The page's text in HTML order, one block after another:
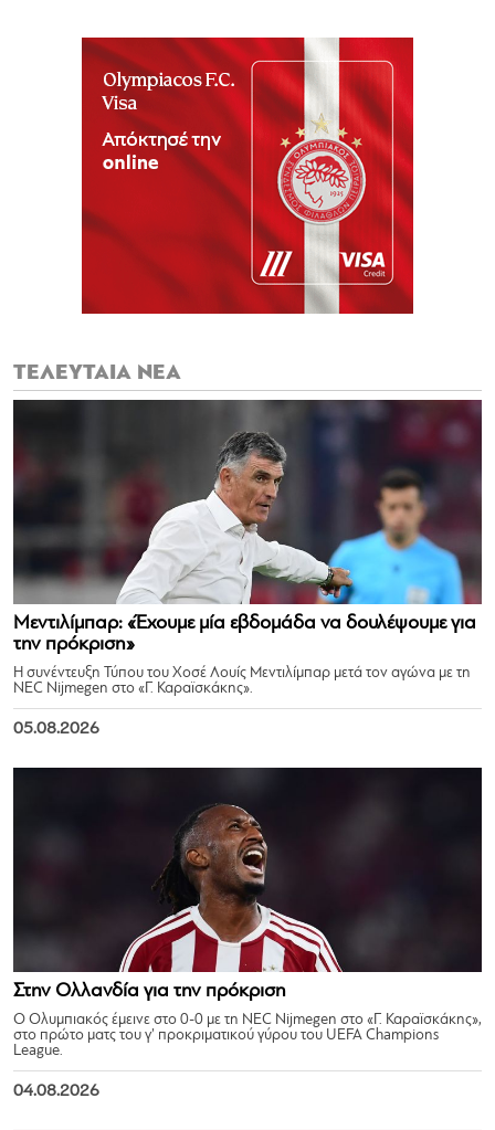
ΤΕΛΕΥΤΑΙΑ ΝΕΑ
Μεντιλίμπαρ: «Έχουμε μία εβδομάδα να δουλέψουμε για
την πρόκριση»
Η συνέντευξη Τύπου του Χοσέ Λουίς Μεντιλίμπαρ μετά τον αγώνα με τη
NEC Nijmegen στο «Γ. Καραϊσκάκης».
05.08.2026
Στην Ολλανδία για την πρόκριση
Ο Ολυμπιακός έμεινε στο 0-0 με τη NEC Nijmegen στο «Γ. Καραϊσκάκης»,
στο πρώτο ματς του γ’ προκριματικού γύρου του UEFA Champions
League.
04.08.2026